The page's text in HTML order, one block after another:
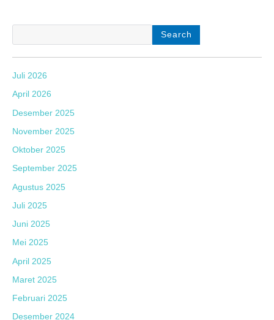
Search
Juli 2026
April 2026
Desember 2025
November 2025
Oktober 2025
September 2025
Agustus 2025
Juli 2025
Juni 2025
Mei 2025
April 2025
Maret 2025
Februari 2025
Desember 2024